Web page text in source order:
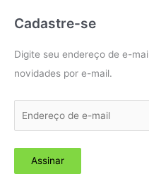
Cadastre-se
Digite seu endereço de e-
novidades por e-mail.
d
Assinar